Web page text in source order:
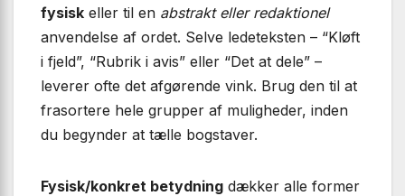
fysisk eller til en abstrakt eller redaktionel
anvendelse af ordet. Selve ledeteksten – “Kløft
i fjeld”, “Rubrik i avis” eller “Det at dele” –
leverer ofte det afgørende vink. Brug den til at
frasortere hele grupper af muligheder, inden
du begynder at tælle bogstaver.
Fysisk/konkret betydning dækker alle former